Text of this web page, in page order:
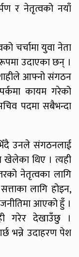
र नेतृत्वको नयाँ
चर्चामा युवा नेता
उदाएका छन् ।
आफ्नो संगठन
कायम गरेको
पदमा सबैभन्दा
उनले संगठनलाई
थिए । त्यही
नेतृत्वका लागि
लागि होइन,
आएको हुँ ।
गरेर देखाउँछु ।
भन्ने उदाहरण पेश